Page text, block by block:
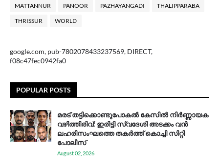
MATTANNUR PANOOR PAZHAYANGADI THALIPPARABA
THRISSUR WORLD
google.com, pub-7802078433237569, DIRECT,
f08c47fec0942fa0
POPULAR POSTS
മരട് തട്ടിക്കൊണ്ടുപോകൽ കേസിൽ നിർണ്ണായക
വഴിത്തിരിവ്: ഇരിട്ടി സ്വദേശി അടക്കം വൻ
ലഹരിസംഘത്തെ തകർത്ത് കൊച്ചി സിറ്റി
പോലീസ്
August 02, 2026